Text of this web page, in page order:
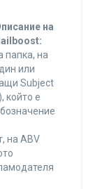
на
папка, на
или
Subject
който е
на ABV